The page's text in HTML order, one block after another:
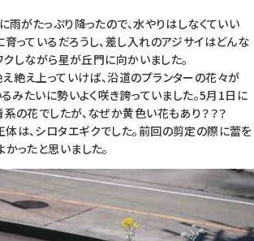
がたっぷり降ったので、水やりはしなくていい
育っているだろうし、差し入れのアジサイはどんな
クしながら星が丘門に向かいました。
絶え上っていけば、沿道のプランターの花々が
るみたいに勢いよく咲き誇っていました。5月1日に
系の花でしたが、なぜか黄色い花もあり？？？
は、シロタエギクでした。前回の剪定の際に蕾を
ったと思いました。